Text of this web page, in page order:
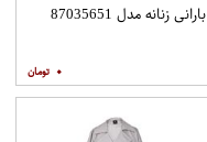
بارانی زنانه مدل 87035651
۰